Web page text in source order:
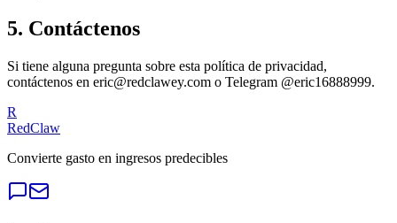
5. Contáctenos
Si tiene alguna pregunta sobre esta política de privacidad,
contáctenos en eric@redclawey.com o Telegram @eric16888999.
R
RedClaw
Convierte gasto en ingresos predecibles